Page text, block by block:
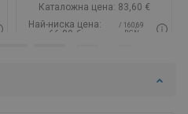
Каталожна цена: 83,60 €
Най-ниска цена:
66,89 €
/ 160,69
BGN
Добави в количката